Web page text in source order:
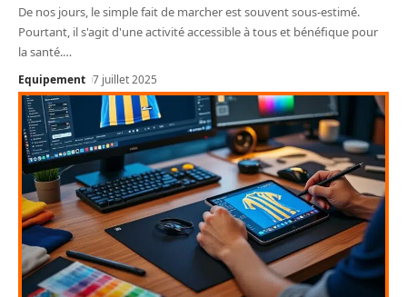
De nos jours, le simple fait de marcher est souvent sous-estimé.
Pourtant, il s'agit d'une activité accessible à tous et bénéfique pour
la santé.…
Equipement 7 juillet 2025